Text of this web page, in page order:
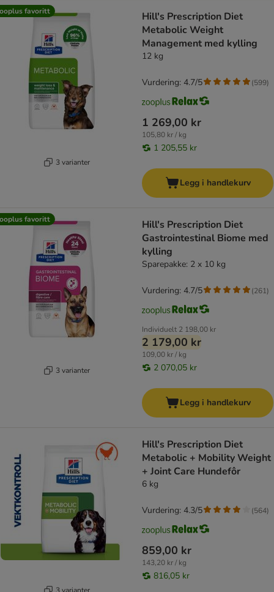
favoritt
3 varianter
Hill's Prescription Diet
Metabolic Weight
Management med kylling
12 kg
1 269,00 kr
105,80 kr / kg
1 205,55 kr
Vurdering: 4.7/5 (599)
Legg i handlekurv
favoritt
3 varianter
Hill's Prescription Diet
Gastrointestinal Biome med
kylling
Sparepakke: 2 x 10 kg
Individuelt 2 198,00 kr
2 179,00 kr
109,00 kr / kg
2 070,05 kr
Vurdering: 4.7/5 (261)
Legg i handlekurv
3 varianter
Hill's Prescription Diet
Metabolic + Mobility Weight
+ Joint Care Hundefôr
6 kg
859,00 kr
143,20 kr / kg
816,05 kr
Vurdering: 4.3/5 (564)